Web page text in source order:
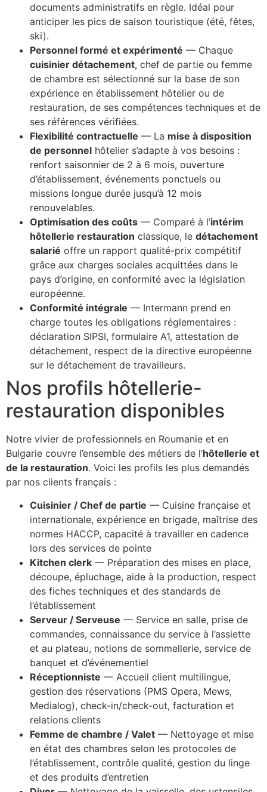
documents administratifs en règle. Idéal pour
anticiper les pics de saison touristique (été, fêtes,
ski).
Personnel formé et expérimenté — Chaque
cuisinier détachement, chef de partie ou femme
de chambre est sélectionné sur la base de son
expérience en établissement hôtelier ou de
restauration, de ses compétences techniques et de
ses références vérifiées.
Flexibilité contractuelle — La mise à disposition
de personnel hôtelier s’adapte à vos besoins :
renfort saisonnier de 2 à 6 mois, ouverture
d’établissement, événements ponctuels ou
missions longue durée jusqu’à 12 mois
renouvelables.
Optimisation des coûts — Comparé à l’intérim
hôtellerie restauration classique, le détachement
salarié offre un rapport qualité-prix compétitif
grâce aux charges sociales acquittées dans le
pays d’origine, en conformité avec la législation
européenne.
Conformité intégrale — Intermann prend en
charge toutes les obligations réglementaires :
déclaration SIPSI, formulaire A1, attestation de
détachement, respect de la directive européenne
sur le détachement de travailleurs.
Nos profils hôtellerie-
restauration disponibles
Notre vivier de professionnels en Roumanie et en
Bulgarie couvre l’ensemble des métiers de l’hôtellerie et
de la restauration. Voici les profils les plus demandés
par nos clients français :
Cuisinier / Chef de partie — Cuisine française et
internationale, expérience en brigade, maîtrise des
normes HACCP, capacité à travailler en cadence
lors des services de pointe
Kitchen clerk — Préparation des mises en place,
découpe, épluchage, aide à la production, respect
des fiches techniques et des standards de
l’établissement
Serveur / Serveuse — Service en salle, prise de
commandes, connaissance du service à l’assiette
et au plateau, notions de sommellerie, service de
banquet et d’événementiel
Réceptionniste — Accueil client multilingue,
gestion des réservations (PMS Opera, Mews,
Medialog), check-in/check-out, facturation et
relations clients
Femme de chambre / Valet — Nettoyage et mise
en état des chambres selon les protocoles de
l’établissement, contrôle qualité, gestion du linge
et des produits d’entretien